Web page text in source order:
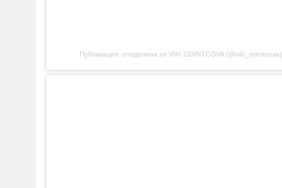
Публикация, споделена от VIKI ODINTCOVA (@viki_odintcova)